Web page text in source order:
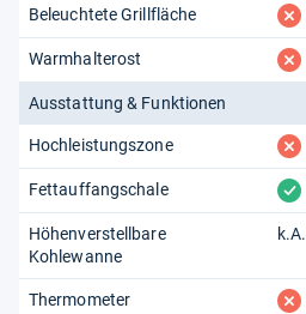
Beleuchtete Grillfläche fehlt
Warmhalterost fehlt
Ausstattung & Funktionen
Hochleistungszone fehlt
Fettauffangschale vorhanden
Höhenverstellbare
Kohlewanne
k.A.
Thermometer fehlt